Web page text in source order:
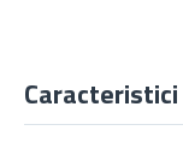
Caracteristici